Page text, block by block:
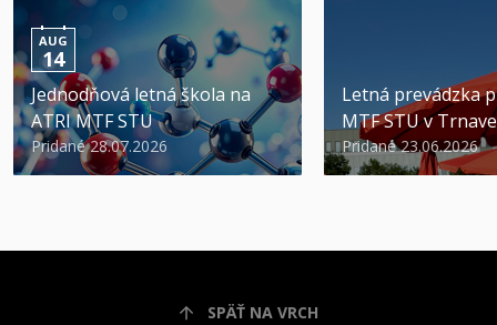
AUG
14
Jednodňová letná škola na
ATRI MTF STU
Pridané 28.07.2026
Letná prevádzka
MTF STU v Trnave
Pridané 23.06.2026
SPÄŤ NA VRCH